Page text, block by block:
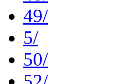
49/
5/
50/